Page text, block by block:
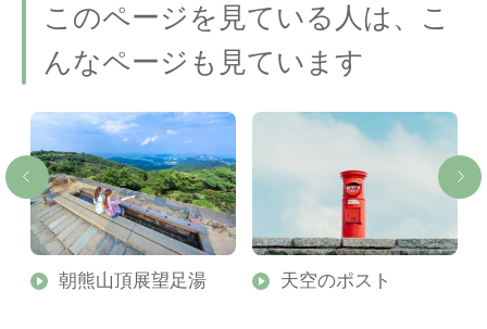
このページを見ている人は、こ
んなページも見ています
朝熊山頂展望足湯 天空のポスト